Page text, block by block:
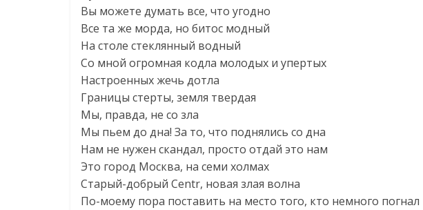
Вы можете думать все, что угодно
Все та же морда, но битос модный
На столе стеклянный водный
Со мной огромная кодла молодых и упертых
Настроенных жечь дотла
Границы стерты, земля твердая
Мы, правда, не со зла
Мы пьем до дна! За то, что поднялись со дна
Нам не нужен скандал, просто отдай это нам
Это город Москва, на семи холмах
Старый-добрый Centr, новая злая волна
По-моему пора поставить на место того, кто немного погнал